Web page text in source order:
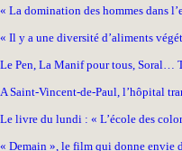
« La domination des hommes dans
« Il y a une diversité d’aliments
Le Pen, La Manif pour tous, Soral…
A Saint-Vincent-de-Paul, l’hôpital
Le livre du lundi : « L’école des
« Demain », le film qui donne envie